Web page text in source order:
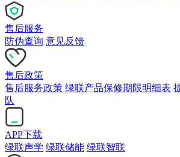
售后服务
防伪查询 意见反馈
售后政策
售后服务政策 绿联产品保修期限明细表
队
APP下载
绿联声学 绿联储能 绿联智联